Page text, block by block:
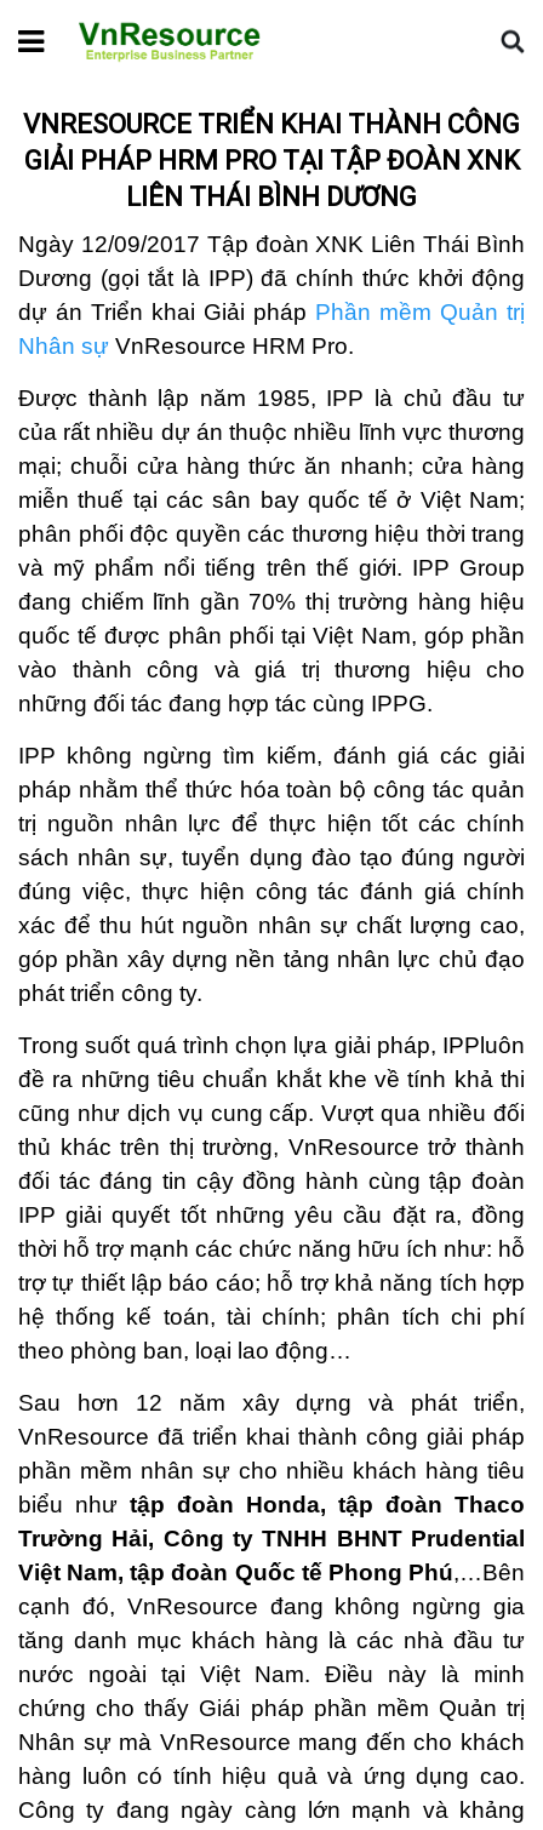
Home Tin dự án
VnResource triển khai thành công giải pháp
HRM Pro tại Tập đoàn XNK Liên Thái Bình Dương
VNRESOURCE TRIỂN KHAI THÀNH CÔNG
GIẢI PHÁP HRM PRO TẠI TẬP ĐOÀN XNK
LIÊN THÁI BÌNH DƯƠNG
Ngày 12/09/2017 Tập đoàn XNK Liên Thái Bình
Dương (gọi tắt là IPP) đã chính thức khởi động
dự án Triển khai Giải pháp Phần mềm Quản trị
Nhân sự VnResource HRM Pro.
Được thành lập năm 1985, IPP là chủ đầu tư
của rất nhiều dự án thuộc nhiều lĩnh vực thương
mại; chuỗi cửa hàng thức ăn nhanh; cửa hàng
miễn thuế tại các sân bay quốc tế ở Việt Nam;
phân phối độc quyền các thương hiệu thời trang
và mỹ phẩm nổi tiếng trên thế giới. IPP Group
đang chiếm lĩnh gần 70% thị trường hàng hiệu
quốc tế được phân phối tại Việt Nam, góp phần
vào thành công và giá trị thương hiệu cho
những đối tác đang hợp tác cùng IPPG.
IPP không ngừng tìm kiếm, đánh giá các giải
pháp nhằm thể thức hóa toàn bộ công tác quản
trị nguồn nhân lực để thực hiện tốt các chính
sách nhân sự, tuyển dụng đào tạo đúng người
đúng việc, thực hiện công tác đánh giá chính
xác để thu hút nguồn nhân sự chất lượng cao,
góp phần xây dựng nền tảng nhân lực chủ đạo
phát triển công ty.
Trong suốt quá trình chọn lựa giải pháp, IPPluôn
đề ra những tiêu chuẩn khắt khe về tính khả thi
cũng như dịch vụ cung cấp. Vượt qua nhiều đối
thủ khác trên thị trường, VnResource trở thành
đối tác đáng tin cậy đồng hành cùng tập đoàn
IPP giải quyết tốt những yêu cầu đặt ra, đồng
thời hỗ trợ mạnh các chức năng hữu ích như: hỗ
trợ tự thiết lập báo cáo; hỗ trợ khả năng tích hợp
hệ thống kế toán, tài chính; phân tích chi phí
theo phòng ban, loại lao động…
Sau hơn 12 năm xây dựng và phát triển,
VnResource đã triển khai thành công giải pháp
phần mềm nhân sự cho nhiều khách hàng tiêu
biểu như tập đoàn Honda, tập đoàn Thaco
Trường Hải, Công ty TNHH BHNT Prudential
Việt Nam, tập đoàn Quốc tế Phong Phú,…Bên
cạnh đó, VnResource đang không ngừng gia
tăng danh mục khách hàng là các nhà đầu tư
nước ngoài tại Việt Nam. Điều này là minh
chứng cho thấy Giái pháp phần mềm Quản trị
Nhân sự mà VnResource mang đến cho khách
hàng luôn có tính hiệu quả và ứng dụng cao.
Công ty đang ngày càng lớn mạnh và khảng